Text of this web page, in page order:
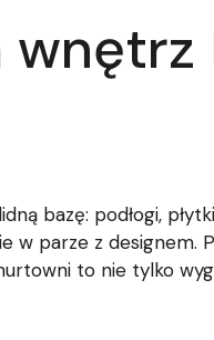
bazę: podłogi,
w parze z designem.
to nie tylko